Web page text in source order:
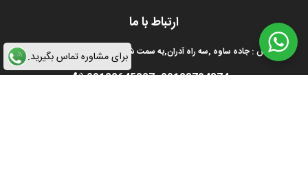
برای مشاوره تماس بگیرید.
ارتباط با ما
آدرس : جاده ساوه ,سه راه آدران,به سمت شهریار, شهرک صنعتی زواره ای
09123794374
-
09122645327